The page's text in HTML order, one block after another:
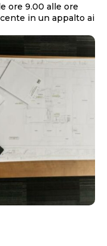
ore 9.00 alle ore